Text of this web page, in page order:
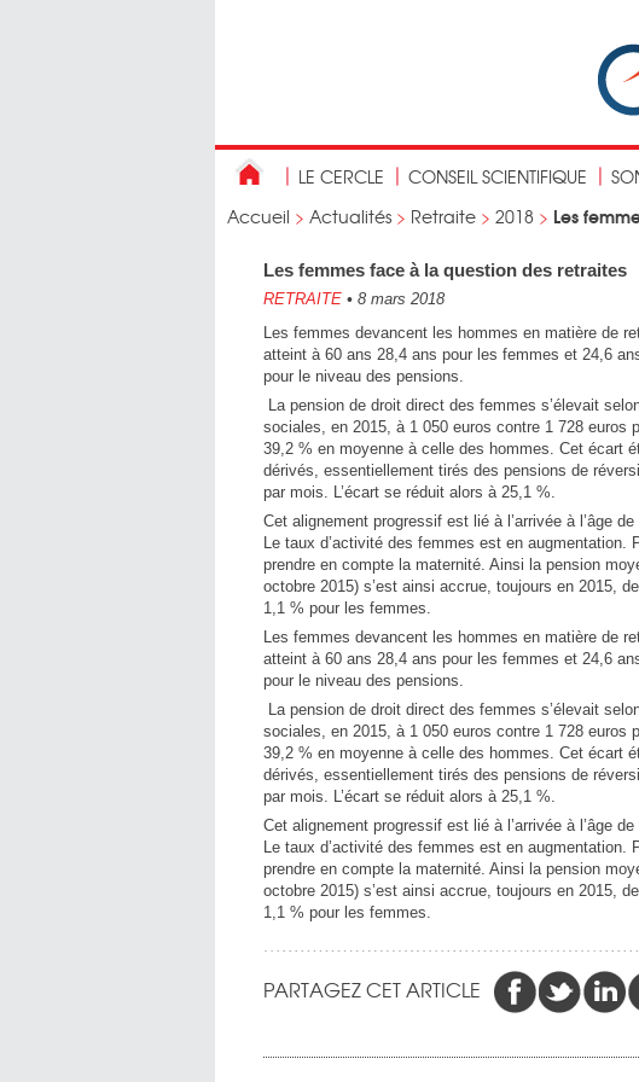
LE CERCLE CONSEIL SCIENTIFIQUE
Accueil > Actualités > Retraite > 2018 > Les
Les femmes face à la question des retraites
RETRAITE • 8 mars 2018
Les femmes devancent les hommes en matière de
atteint à 60 ans 28,4 ans pour les femmes et 24,6
pour le niveau des pensions.
La pension de droit direct des femmes s’élevait
sociales, en 2015, à 1 050 euros contre 1 728
39,2 % en moyenne à celle des hommes. Cet écart
dérivés, essentiellement tirés des pensions de
par mois. L’écart se réduit alors à 25,1 %.
Cet alignement progressif est lié à l’arrivée à l’âge
Le taux d’activité des femmes est en
prendre en compte la maternité. Ainsi la pension
octobre 2015) s’est ainsi accrue, toujours en 2015,
1,1 % pour les femmes.
Les femmes devancent les hommes en matière de
atteint à 60 ans 28,4 ans pour les femmes et 24,6
pour le niveau des pensions.
La pension de droit direct des femmes s’élevait
sociales, en 2015, à 1 050 euros contre 1 728
39,2 % en moyenne à celle des hommes. Cet écart
dérivés, essentiellement tirés des pensions de
par mois. L’écart se réduit alors à 25,1 %.
Cet alignement progressif est lié à l’arrivée à l’âge
Le taux d’activité des femmes est en
prendre en compte la maternité. Ainsi la pension
octobre 2015) s’est ainsi accrue, toujours en 2015,
1,1 % pour les femmes.
PARTAGEZ CET ARTICLE